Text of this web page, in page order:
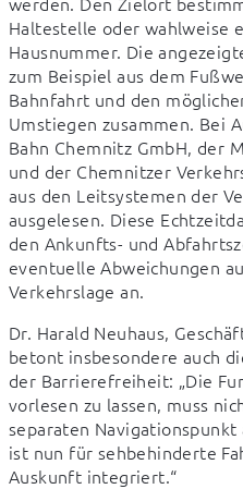
Haltestelle oder wahlweise
Hausnummer. Die
zum Beispiel aus dem
Bahnfahrt und den
Umstiegen zusammen. Bei
Bahn Chemnitz GmbH, der
und der Chemnitzer
aus den Leitsystemen der
ausgelesen. Diese
den Ankunfts- und
eventuelle Abweichungen
Verkehrslage an.
Dr. Harald Neuhaus,
betont insbesondere auch
der Barrierefreiheit: „Die
vorlesen zu lassen, muss
separaten
ist nun für sehbehinderte
Auskunft integriert.“